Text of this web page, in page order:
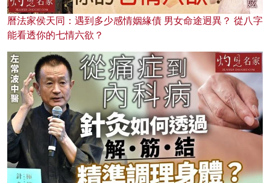
曆法家侯天同：遇到多少感情姻緣債 男女命途迥異？ 從八字
能看透你的七情六欲？